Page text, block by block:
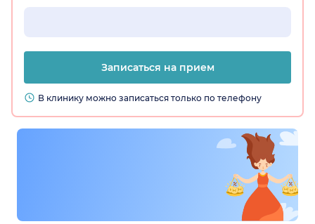
Записаться на прием
В клинику можно записаться только по телефону